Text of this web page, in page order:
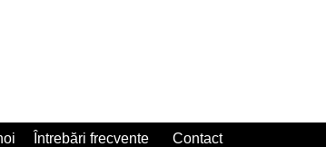
Întrebări frecvente Contact